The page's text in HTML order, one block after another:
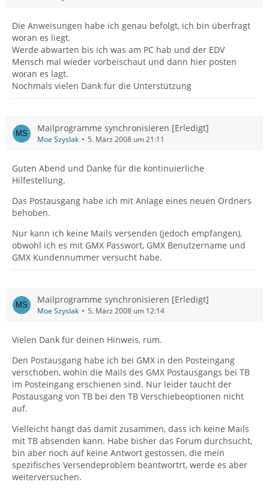
Die Anweisungen habe ich genau befolgt, ich bin überfragt
woran es liegt.
Werde abwarten bis ich was am PC hab und der EDV
Mensch mal wieder vorbeischaut und dann hier posten
woran es lagt.
Nochmals vielen Dank für die Unterstützung
Mailprogramme synchronisieren [Erledigt]
Moe Szyslak 5. März 2008 um 21:11
Guten Abend und Danke für die kontinuierliche
Hilfestellung.
Das Postausgang habe ich mit Anlage eines neuen Ordners
behoben.
Nur kann ich keine Mails versenden (jedoch empfangen),
obwohl ich es mit GMX Passwort, GMX Benutzername und
GMX Kundennummer versucht habe.
Mailprogramme synchronisieren [Erledigt]
Moe Szyslak 5. März 2008 um 12:14
Vielen Dank für deinen Hinweis, rum.
Den Postausgang habe ich bei GMX in den Posteingang
verschoben, wohin die Mails des GMX Postausgangs bei TB
im Posteingang erschienen sind. Nur leider taucht der
Postausgang von TB bei den TB Verschiebeoptionen nicht
auf.
Vielleicht hängt das damit zusammen, dass ich keine Mails
mit TB absenden kann. Habe bisher das Forum durchsucht,
bin aber noch auf keine Antwort gestossen, die mein
spezifisches Versendeproblem beantwortrt, werde es aber
weiterversuchen.